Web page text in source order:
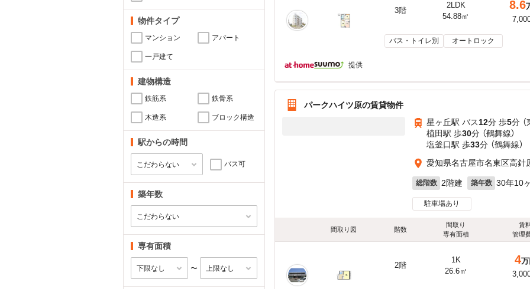
物件タイプ
マンション アパート
一戸建て
建物構造
鉄筋系 鉄骨系
木造系 ブロック構造
駅からの時間
バス可
築年数
専有面積
〜
3階
2LDK
54.88㎡
8.6
バス・トイレ別 オートロック
提供
パークハイツ原の賃貸物件
星ヶ丘駅 バス12分 歩5分 （
植田駅 歩30分 （鶴舞線）
塩釜口駅 歩33分 （鶴舞線）
愛知県名古屋市名東区高針
総階数 2階建 築年数 30年10
駐車場あり
間取り図 階数
間取り
専有面積
賃
管理
2階
1K
26.6㎡
4万